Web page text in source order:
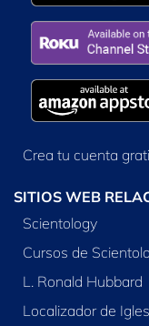
Crea tu cuenta
SITIOS WEB
Scientology
Cursos de
L. Ronald Hubbard
Localizador de